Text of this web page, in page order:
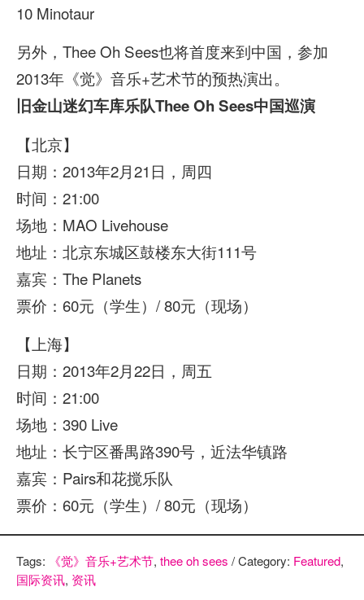
10 Minotaur
另外，Thee Oh Sees也将首度来到中国，参加
2013年《觉》音乐+艺术节的预热演出。
旧金山迷幻车库乐队Thee Oh Sees中国巡演
【北京】
日期：2013年2月21日，周四
时间：21:00
场地：MAO Livehouse
地址：北京东城区鼓楼东大街111号
嘉宾：The Planets
票价：60元（学生）/ 80元（现场）
【上海】
日期：2013年2月22日，周五
时间：21:00
场地：390 Live
地址：长宁区番禺路390号，近法华镇路
嘉宾：Pairs和花搅乐队
票价：60元（学生）/ 80元（现场）
Tags: 《觉》音乐+艺术节, thee oh sees / Category: Featured,
国际资讯, 资讯